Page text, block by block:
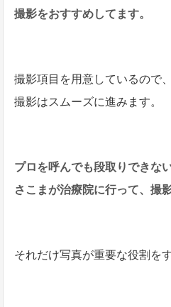
撮影をおすすめしてます。
撮影項目を用意しているので、
撮影はスムーズに進みます。
プロを呼んでも段取りできな
さこまが治療院に行って、撮
それだけ写真が重要な役割を